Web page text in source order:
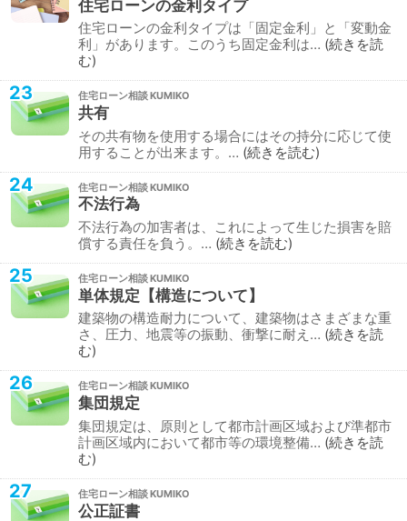
住宅ローンの金利タイプ
住宅ローンの金利タイプは「固定金利」と「変動金
利」があります。このうち固定金利は… 続きを読
む
23 住宅ローン相談
共有
その共有物を使用する場合にはその持分に応じて使
用することが出来ます。… 続きを読む
24 住宅ローン相談
不法行為
不法行為の加害者は、これによって生じた損害を賠
償する責任を負う。… 続きを読む
25 住宅ローン相談
単体規定【構造について】
建築物の構造耐力について、建築物はさまざまな重
さ、圧力、地震等の振動、衝撃に耐え… 続きを読
む
26 住宅ローン相談
集団規定
集団規定は、原則として都市計画区域および準都市
計画区域内において都市等の環境整備… 続きを読
む
27 住宅ローン相談
公正証書